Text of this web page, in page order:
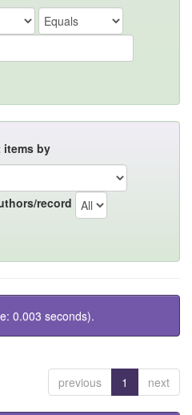
items by
record
0.003 seconds).
previous 1 next